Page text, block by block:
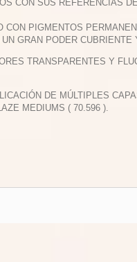
CON SUS REFERENCIAS
PIGMENTOS
GRAN PODER
TRANSPARENTES Y
DE MÚLTIPLES
MEDIUMS ( 70.596 ).